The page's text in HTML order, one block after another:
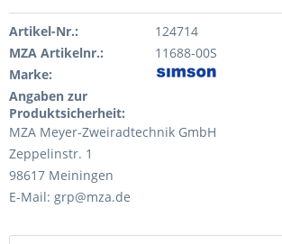
Artikel-Nr.:
124714
MZA Artikelnr.:
11688-00S
Marke:
Angaben zur
Produktsicherheit:
MZA Meyer-Zweiradtechnik GmbH
Zeppelinstr. 1
98617 Meiningen
E-Mail: grp@mza.de